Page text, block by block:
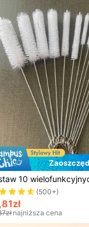
(500+)
najniższa cena